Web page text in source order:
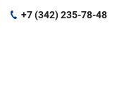
+7 (342) 235-78-48